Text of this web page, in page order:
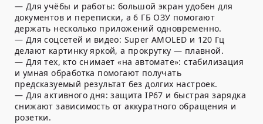
— Для учёбы и работы: большой экран удобен для
документов и переписки, а 6 ГБ ОЗУ помогают
держать несколько приложений одновременно.
— Для соцсетей и видео: Super AMOLED и 120 Гц
делают картинку яркой, а прокрутку — плавной.
— Для тех, кто снимает «на автомате»: стабилизация
и умная обработка помогают получать
предсказуемый результат без долгих настроек.
— Для активного дня: защита IP67 и быстрая зарядка
снижают зависимость от аккуратного обращения и
розетки.